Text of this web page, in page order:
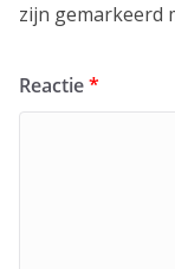
zijn gemarkeerd
Reactie*